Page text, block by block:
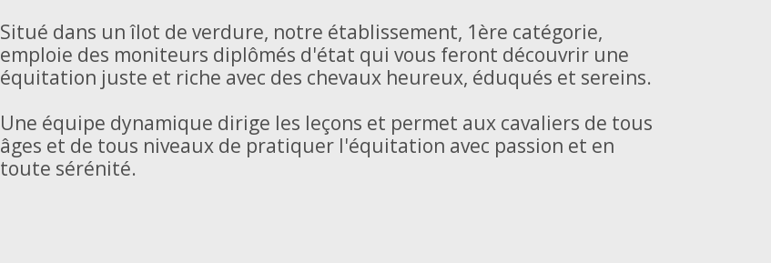
Situé dans un îlot de verdure, notre établissement, 1ère catégorie,
emploie des moniteurs diplômés d'état qui vous feront découvrir une
équitation juste et riche avec des chevaux heureux, éduqués et sereins.
Une équipe dynamique dirige les leçons et permet aux cavaliers de tous
âges et de tous niveaux de pratiquer l'équitation avec passion et en
toute sérénité.